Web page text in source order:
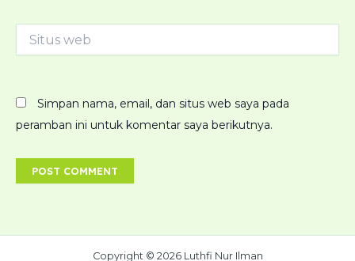
Situs
web
Simpan nama, email, dan situs web saya pada
peramban ini untuk komentar saya berikutnya.
Copyright © 2026 Luthfi Nur Ilman